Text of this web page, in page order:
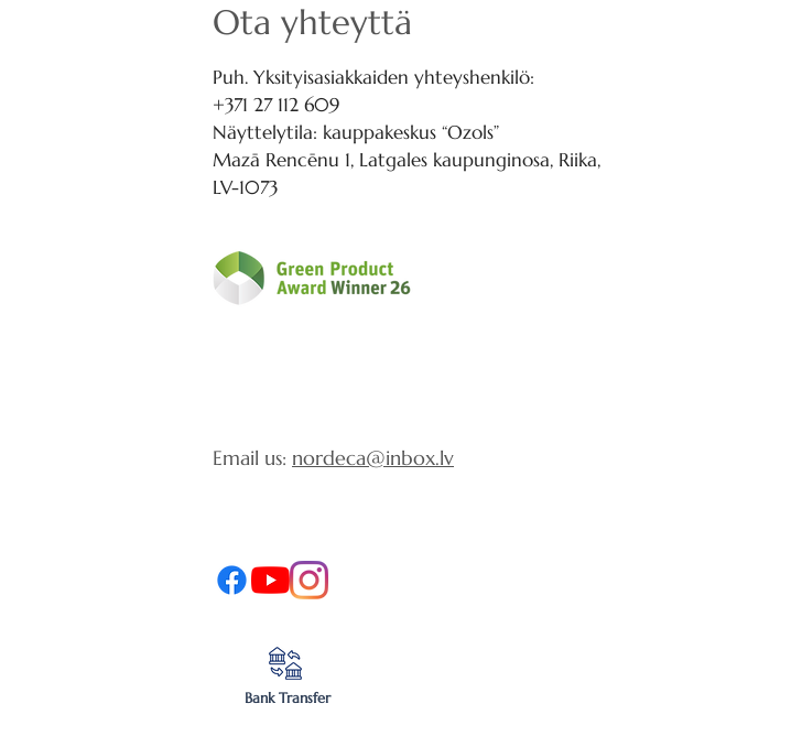
Ota yhteyttä
Puh. Yksityisasiakkaiden yhteyshenkilö:
+371 27 112 609
Näyttelytila: kauppakeskus “Ozols”
Mazā Rencēnu 1, Latgales kaupunginosa, Riika,
LV-1073
Email us: nordeca@inbox.lv
Bank Transfer